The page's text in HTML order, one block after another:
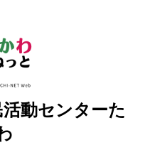
動センターた